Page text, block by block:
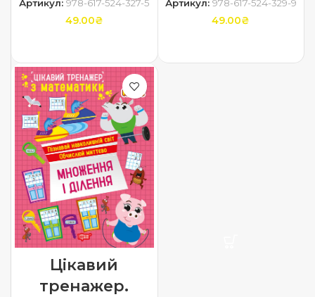
Артикул: 978-617-524-327-5
49.00₴
Артикул: 978-617-524-329-9
49.00₴
Цікавий
тренажер.